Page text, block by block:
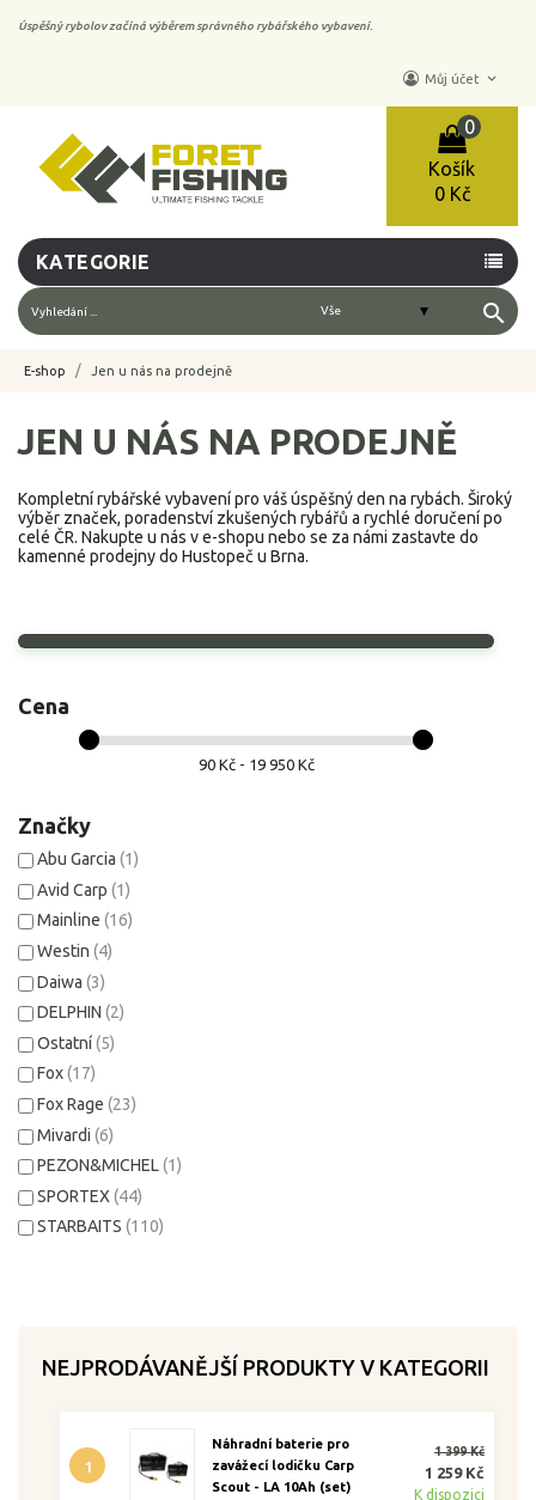
Úspěšný rybolov začíná výběrem správného rybářského vybavení.
Můj účet keyboard_arrow_down
Košík
0
0 Kč
KATEGORIE
search
E-shop Jen u nás na prodejně
JEN U NÁS NA PRODEJNĚ
Kompletní rybářské vybavení pro váš úspěšný den na rybách. Široký
výběr značek, poradenství zkušených rybářů a rychlé doručení po
celé ČR. Nakupte u nás v e-shopu nebo se za námi zastavte do
kamenné prodejny do Hustopeč u Brna.
Cena
90 Kč - 19 950 Kč
Značky
Abu Garcia (1)
Avid Carp (1)
Mainline (16)
Westin (4)
Daiwa (3)
DELPHIN (2)
Ostatní(5)
Fox(17)
Fox Rage (23)
Mivardi (6)
PEZON&MICHEL(1)
SPORTEX (44)
STARBAITS (110)
NEJPRODÁVANĚJŠÍ PRODUKTY V KATEGORII
1
Náhradní baterie pro
zavážecí lodičku Carp
Scout - LA 10Ah (set)
1 399 Kč
1 259 Kč
K dispozici